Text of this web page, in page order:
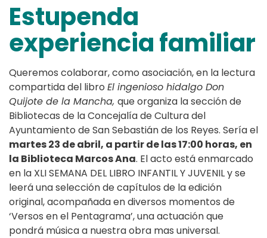
Estupenda
experiencia familiar
Queremos colaborar, como asociación, en la lectura
compartida del libro El ingenioso hidalgo Don
Quijote de la Mancha, que organiza la sección de
Bibliotecas de la Concejalía de Cultura del
Ayuntamiento de San Sebastián de los Reyes. Sería el
martes 23 de abril, a partir de las 17:00 horas, en
la Biblioteca Marcos Ana. El acto está enmarcado
en la XLI SEMANA DEL LIBRO INFANTIL Y JUVENIL y se
leerá una selección de capítulos de la edición
original, acompañada en diversos momentos de
‘Versos en el Pentagrama’, una actuación que
pondrá música a nuestra obra mas universal.